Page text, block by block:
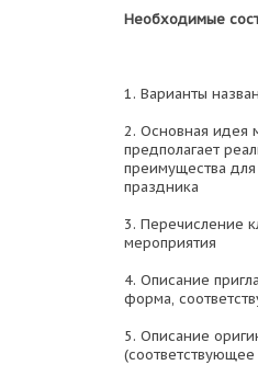
Необходимые
1. Варианты
2. Основная идея
предполагает
преимущества
праздника
3. Перечисление
мероприятия
4. Описание
форма,
5. Описание